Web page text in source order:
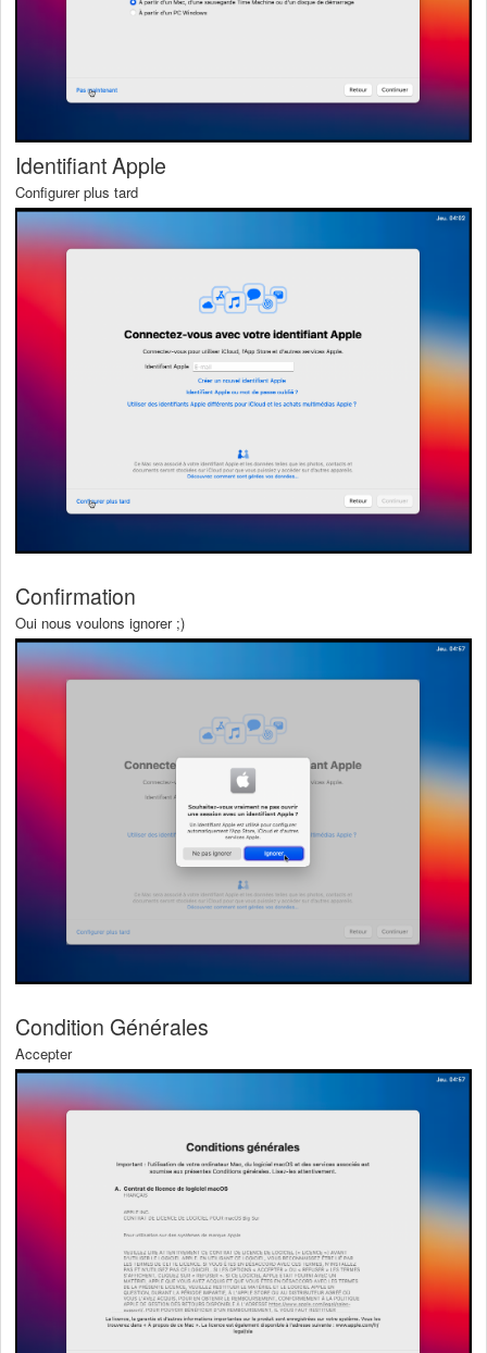
Identifiant Apple
Configurer plus tard
Confirmation
Oui nous voulons ignorer ;)
Condition Générales
Accepter